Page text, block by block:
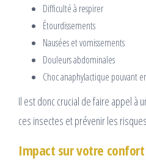
Difficulté à respirer
Étourdissements
Nausées et vomissements
Douleurs abdominales
Choc anaphylactique pouvant
Il est donc crucial de faire appel à
ces insectes et prévenir les
Impact sur votre